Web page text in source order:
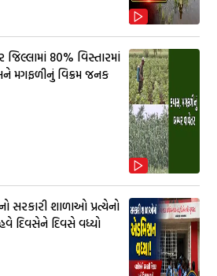
80% વિસ્તારમાં
મગફળીનું વિક્રમ જનક
સરકારી શાળાઓ પ્રત્યેનો
દિવસેને દિવસે વધ્યો